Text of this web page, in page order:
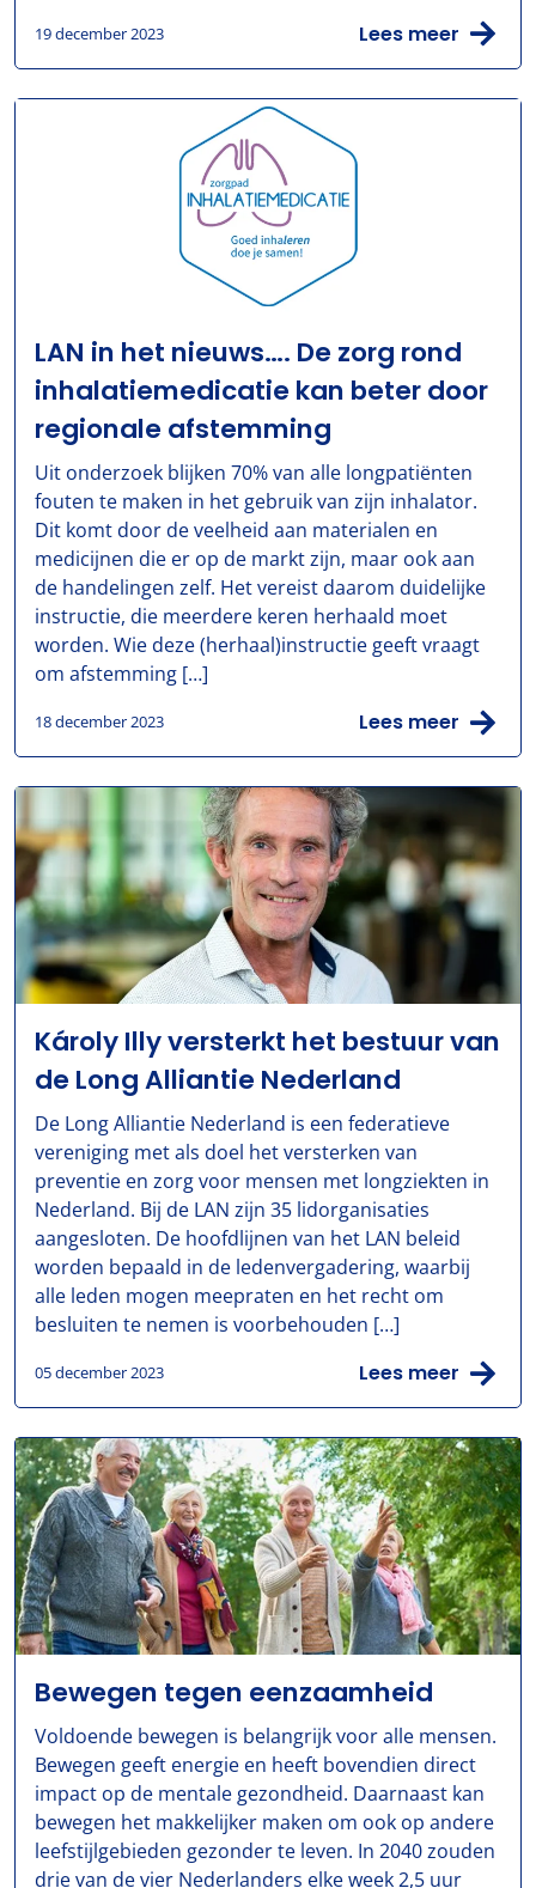
19 december 2023 Lees meer
LAN in het nieuws…. De zorg rond
inhalatiemedicatie kan beter door
regionale afstemming
Uit onderzoek blijken 70% van alle longpatiënten
fouten te maken in het gebruik van zijn inhalator.
Dit komt door de veelheid aan materialen en
medicijnen die er op de markt zijn, maar ook aan
de handelingen zelf. Het vereist daarom duidelijke
instructie, die meerdere keren herhaald moet
worden. Wie deze (herhaal)instructie geeft vraagt
om afstemming […]
18 december 2023 Lees meer
Károly Illy versterkt het bestuur van
de Long Alliantie Nederland
De Long Alliantie Nederland is een federatieve
vereniging met als doel het versterken van
preventie en zorg voor mensen met longziekten in
Nederland. Bij de LAN zijn 35 lidorganisaties
aangesloten. De hoofdlijnen van het LAN beleid
worden bepaald in de ledenvergadering, waarbij
alle leden mogen meepraten en het recht om
besluiten te nemen is voorbehouden […]
05 december 2023 Lees meer
Bewegen tegen eenzaamheid
Voldoende bewegen is belangrijk voor alle mensen.
Bewegen geeft energie en heeft bovendien direct
impact op de mentale gezondheid. Daarnaast kan
bewegen het makkelijker maken om ook op andere
leefstijlgebieden gezonder te leven. In 2040 zouden
drie van de vier Nederlanders elke week 2,5 uur